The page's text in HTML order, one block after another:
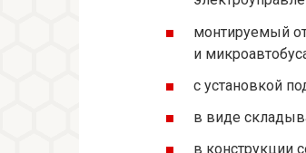
монтируемый
и
с установкой
в виде
в конструкции